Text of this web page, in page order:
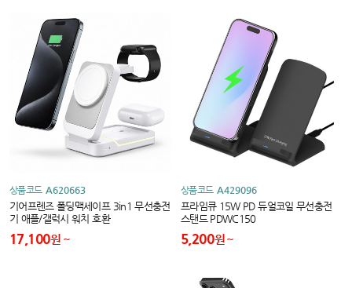
상품코드 A620663
기어프렌즈 폴딩맥세이프 3in1 무선충전
기 애플/갤럭시 워치 호환
17,100원
상품코드 A429096
프라임큐 15W PD 듀얼코일 무선충전
스탠드 PDWC150
5,200원